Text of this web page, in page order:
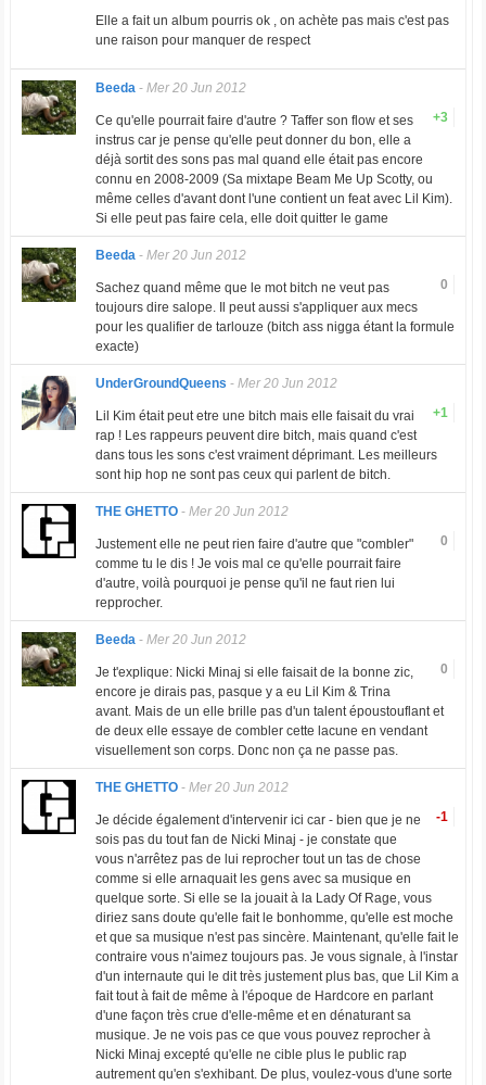
Elle a fait un album pourris ok , on achète pas mais c'est pas
une raison pour manquer de respect
Beeda- Mer 20 Jun 2012
+3
Ce qu'elle pourrait faire d'autre ? Taffer son flow et ses
instrus car je pense qu'elle peut donner du bon, elle a
déjà sortit des sons pas mal quand elle était pas encore
connu en 2008-2009 (Sa mixtape Beam Me Up Scotty, ou
même celles d'avant dont l'une contient un feat avec Lil Kim).
Si elle peut pas faire cela, elle doit quitter le game
Beeda- Mer 20 Jun 2012
0
Sachez quand même que le mot bitch ne veut pas
toujours dire salope. Il peut aussi s'appliquer aux mecs
pour les qualifier de tarlouze (bitch ass nigga étant la formule
exacte)
UnderGroundQueens - Mer 20 Jun 2012
+1
Lil Kim était peut etre une bitch mais elle faisait du vrai
rap ! Les rappeurs peuvent dire bitch, mais quand c'est
dans tous les sons c'est vraiment déprimant. Les meilleurs
sont hip hop ne sont pas ceux qui parlent de bitch.
THE GHETTO- Mer 20 Jun 2012
0
Justement elle ne peut rien faire d'autre que "combler"
comme tu le dis ! Je vois mal ce qu'elle pourrait faire
d'autre, voilà pourquoi je pense qu'il ne faut rien lui
repprocher.
Beeda- Mer 20 Jun 2012
0
Je t'explique: Nicki Minaj si elle faisait de la bonne zic,
encore je dirais pas, pasque y a eu Lil Kim & Trina
avant. Mais de un elle brille pas d'un talent époustouflant et
de deux elle essaye de combler cette lacune en vendant
visuellement son corps. Donc non ça ne passe pas.
THE GHETTO- Mer 20 Jun 2012
-1
Je décide également d'intervenir ici car - bien que je ne
sois pas du tout fan de Nicki Minaj - je constate que
vous n'arrêtez pas de lui reprocher tout un tas de chose
comme si elle arnaquait les gens avec sa musique en
quelque sorte. Si elle se la jouait à la Lady Of Rage, vous
diriez sans doute qu'elle fait le bonhomme, qu'elle est moche
et que sa musique n'est pas sincère. Maintenant, qu'elle fait le
contraire vous n'aimez toujours pas. Je vous signale, à l'instar
d'un internaute qui le dit très justement plus bas, que Lil Kim a
fait tout à fait de même à l'époque de Hardcore en parlant
d'une façon très crue d'elle-même et en dénaturant sa
musique. Je ne vois pas ce que vous pouvez reprocher à
Nicki Minaj excepté qu'elle ne cible plus le public rap
autrement qu'en s'exhibant. De plus, voulez-vous d'une sorte